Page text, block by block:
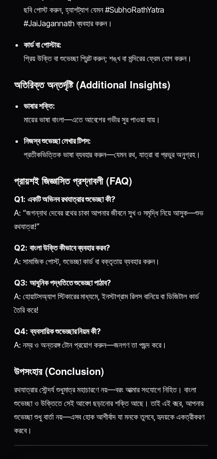
ছবি পোস্ট করুন, হ্যাশট্যাগ যেমন #SubhoRathYatra
#JaiJagannath ব্যবহার করুন।
কার্ড বা পোস্টার:
প্রিয় উক্তি বা শুভেচ্ছা প্রিন্ট করুন; শঙ্খ বা মন্দিরের ফ্রেম যোগ করুন।
অতিরিক্ত অন্তর্দৃষ্টি (Additional Insights)
ভাষার শক্তি:
মায়ের ভাষা বাংলা—এতে আবেগের গভীর সুর পাওয়া যায়।
নিজস্ব শুভেচ্ছা লেখার টিপস:
প্রতীকভিত্তিক ভাষা ব্যবহার করুন—যেমন রথ, যাত্রা বা প্রভুর অনুগ্রহ।
প্রায়শই জিজ্ঞাসিত প্রশ্নাবলী (FAQ)
Q1: একটি অভিনব রথযাত্রার শুভেচ্ছা কী?
A: “জগন্নাথ দেবের রথের চাকা আপনার জীবনে সুখ ও সমৃদ্ধি নিয়ে আসুক—শুভ
রথযাত্রা!”
Q2: বাংলা উক্তি কীভাবে ব্যবহার করব?
A: সামাজিক পোস্ট, শুভেচ্ছা কার্ড বা বক্তৃতায় ব্যবহার করুন।
Q3: আধুনিক পদ্ধতিতে শুভেচ্ছা পাঠাব?
A: হোয়াটসঅ্যাপ স্টিকারের মাধ্যমে, ইনস্টাগ্রাম রিলস বানিয়ে বা ডিজিটাল কার্ড
তৈরি করে!
Q4: ব্যবসায়িক শুভেচ্ছার নিয়ম কী?
A: নম্র ও অন্তরঙ্গ টোন প্রয়োগ করুন—জনগণ তা পছন্দ করে।
উপসংহার (Conclusion)
রথযাত্রার সৌন্দর্য শুধুমাত্র মহাচারণে নয়—বরং আত্মার সংযোগে নিহিত। বাংলা
শুভেচ্ছা ও উক্তিতে সেই আবেগ ছড়ানোর শক্তি আছে। তাই এই বছর, আপনার
শুভেচ্ছা শুধু বার্তা নয়—এসব হোক আশীর্বাদ যা মনকে তুলবে, হৃদয়কে একত্রীকরণ
করবে।